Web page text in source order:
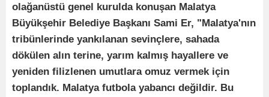
olağanüstü genel kurulda konuşan Malatya
Büyükşehir Belediye Başkanı Sami Er, "Malatya'nın
tribünlerinde yankılanan sevinçlere, sahada
dökülen alın terine, yarım kalmış hayallere ve
yeniden filizlenen umutlara omuz vermek için
toplandık. Malatya futbola yabancı değildir. Bu